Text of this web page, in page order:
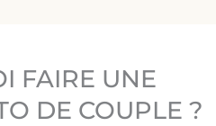
FAIRE UNE
DE COUPLE ?